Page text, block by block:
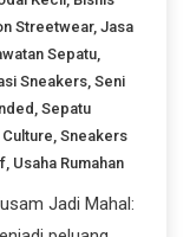
Streetwear,Jasa
Sepatu,
Sneakers,Seni
,Sepatu
,Sneakers
, Usaha Rumahan
Jadi Mahal: